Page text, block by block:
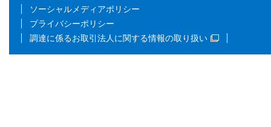
ソーシャルメディアポリシー
プライバシーポリシー
調達に係るお取引法人に関する情報の取り扱い